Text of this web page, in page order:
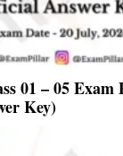
01 – 05 Exam
Key)